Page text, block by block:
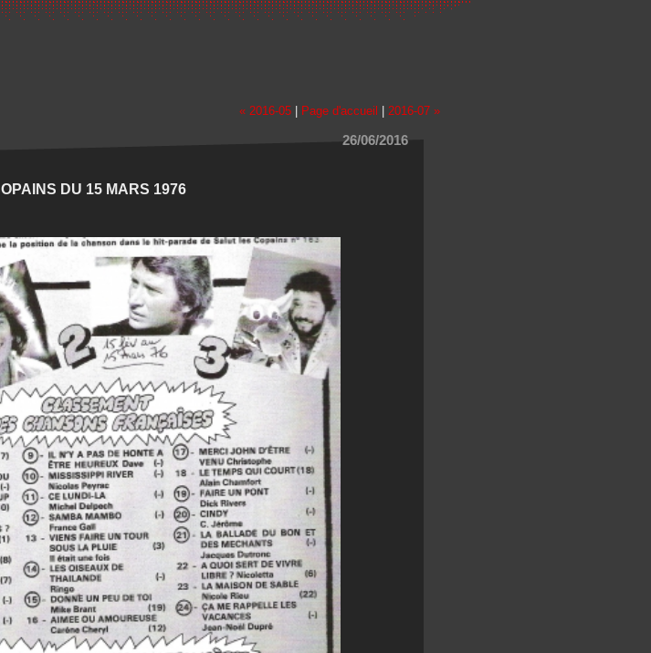
« 2016-05 Page d'accueil 2016-07 »
26/06/2016
DU 15 MARS 1976